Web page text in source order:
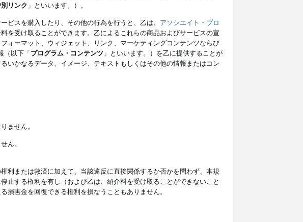
リンク 」といいます。）。
ビスを購入したり、その他の行為を行うと、乙は、 アソシエイト・プロ
を受け取ることができます。乙によるこれらの商品およびサービスの宣
ォーマット、ウィジェット、リンク、マーケティングコンテンツならび
（以下「プログラム・コンテンツ 」といいます。）を乙に提供することが
いかなるデータ、イメージ、テキストもしくはその他の情報またはコン
ません。
ん。
利または救済に加えて、当該違反に直接関係するか否かを問わず、本規
止する権利を有し（および乙は、紹介料を受け取ることができないこと
損害金を回復できる権利を損なうこともありません。